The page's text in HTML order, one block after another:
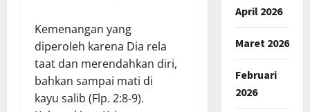
Kemenangan yang
diperoleh karena Dia rela
taat dan merendahkan diri,
bahkan sampai mati di
kayu salib (Flp. 2:8-9).
April 2026
Maret 2026
Februari
2026